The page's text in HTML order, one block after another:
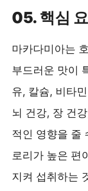
05. 핵심
마카다미아는
부드러운 맛이
유, 칼슘, 비타
뇌 건강, 장 건
적인 영향을 줄
로리가 높은 편
지켜 섭취하는